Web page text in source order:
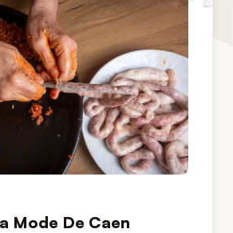
Mode De Caen